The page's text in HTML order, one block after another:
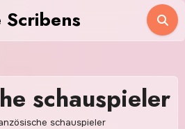
Scribens
schauspieler
schauspieler